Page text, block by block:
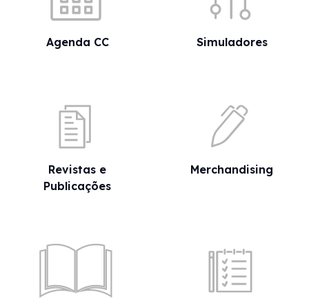
Agenda CC Simuladores
Revistas e
Publicações
Merchandising